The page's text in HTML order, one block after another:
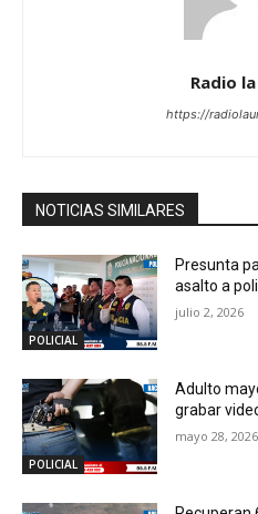
Radio
https://
NOTICIAS SIMILARES
POLICIAL
Presunta
asalto a
julio 2, 2026
POLICIAL
Adulto
grabar
mayo 28, 2026